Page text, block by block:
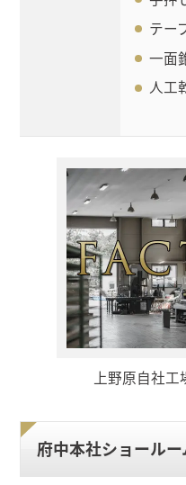
テー
一面
人工
上野原自社工
府中本社ショールー